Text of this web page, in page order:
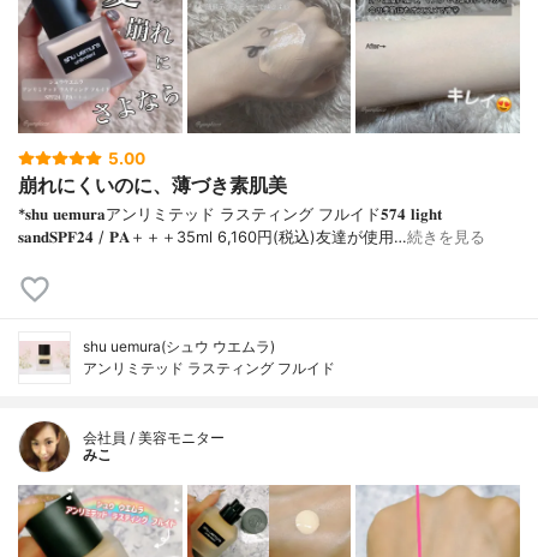
5.00
崩れにくいのに、薄づき素肌美
*𝐬𝐡𝐮 𝐮𝐞𝐦𝐮𝐫𝐚アンリミテッド ラスティング フルイド𝟓𝟕𝟒 𝐥𝐢𝐠𝐡𝐭
𝐬𝐚𝐧𝐝𝐒𝐏𝐅𝟐𝟒 / 𝐏𝐀＋＋＋⁡35ml 6,160円(税込)⁡友達が使用…続きを見る
shu uemura(シュウ ウエムラ)
アンリミテッド ラスティング フルイド
会社員 / 美容モニター
みこ